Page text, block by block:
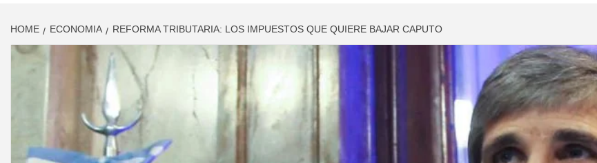
HOME ECONOMIA REFORMA TRIBUTARIA: LOS IMPUESTOS QUE QUIERE BAJAR CAPUTO